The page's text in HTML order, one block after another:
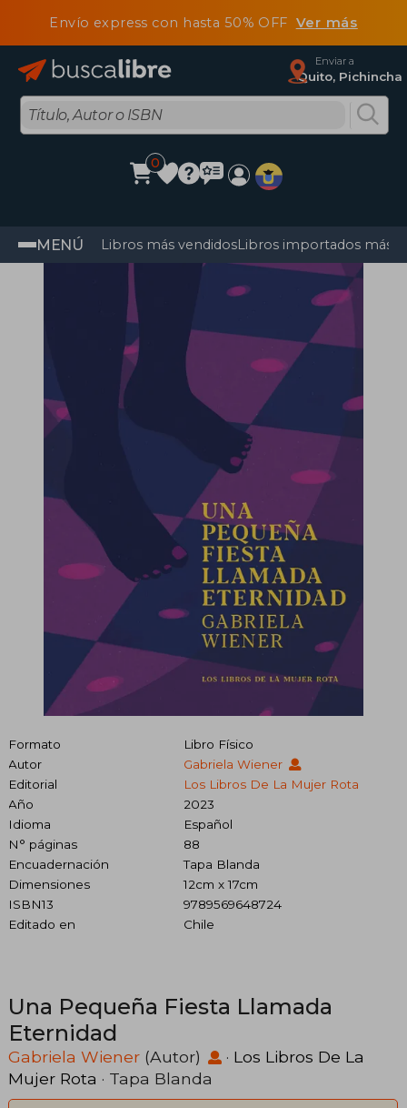
Envío express con hasta 50% OFF Ver más
Enviar a
Quito, Pichincha
0
MENÚ Libros más vendidosLibros importados más
Formato
Libro Físico
Autor
Gabriela Wiener
Editorial
Los Libros De La Mujer Rota
Año
2023
Idioma
Español
N° páginas
88
Encuadernación
Tapa Blanda
Dimensiones
12cm x 17cm
ISBN13
9789569648724
Editado en
Chile
Una Pequeña Fiesta Llamada
Eternidad
Gabriela Wiener (Autor) · Los Libros De La
Mujer Rota · Tapa Blanda